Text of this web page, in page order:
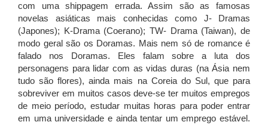
com uma shippagem errada. Assim são as famosas
novelas asiáticas mais conhecidas como J- Dramas
(Japones); K-Drama (Coerano); TW- Drama (Taiwan), de
modo geral são os Doramas. Mais nem só de romance é
falado nos Doramas. Eles falam sobre a luta dos
personagens para lidar com as vidas duras (na Ásia nem
tudo são flores), ainda mais na Coreia do Sul, que para
sobreviver em muitos casos deve-se ter muitos empregos
de meio período, estudar muitas horas para poder entrar
em uma universidade e ainda tentar um emprego estável.